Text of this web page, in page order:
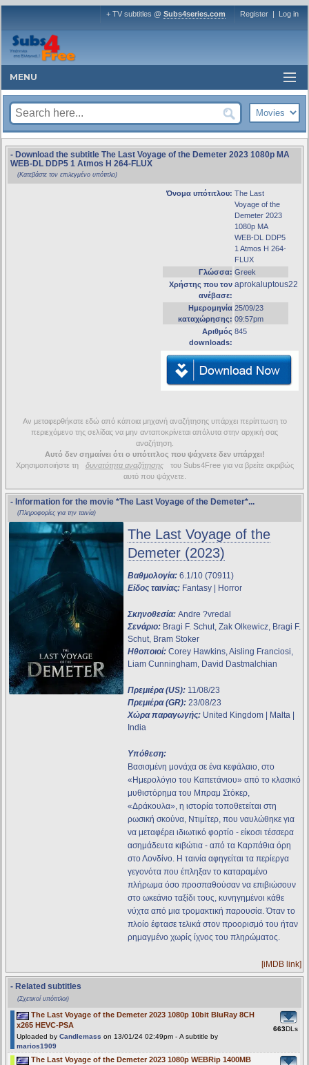
+ TV subtitles @ Subs4series.com Register | Log in
MENU
- Download the subtitle The Last Voyage of the Demeter 2023 1080p MA
WEB-DL DDP5 1 Atmos H 264-FLUX
(Κατεβάστε τον επιλεγμένο υπότιτλο)
Όνομα υπότιτλου: The Last
Voyage of the
Demeter 2023
1080p MA
WEB-DL DDP5
1 Atmos H 264-
FLUX
Γλώσσα: Greek
Χρήστης που τον
ανέβασε:
aprokaluptous22
Ημερομηνία
καταχώρησης:
25/09/23
09:57pm
Αριθμός
downloads:
845
Αν μεταφερθήκατε εδώ από κάποια μηχανή αναζήτησης υπάρχει περίπτωση το
περιεχόμενο της σελίδας να μην ανταποκρίνεται απόλυτα στην αρχική σας
αναζήτηση.
Αυτό δεν σημαίνει ότι ο υπότιτλος που ψάχνετε δεν υπάρχει!
Χρησιμοποιήστε τη
δυνατότητα αναζήτησης
του Subs4Free για να βρείτε ακριβώς
αυτό που ψάχνετε.
- Information for the movie *The Last Voyage of the Demeter*...
(Πληροφορίες για την ταινία)
The Last Voyage of the
Demeter (2023)
Βαθμολογία: 6.1/10 (70911)
Είδος ταινίας: Fantasy | Horror
Σκηνοθεσία: Andre ?vredal
Σενάριο: Bragi F. Schut, Zak Olkewicz, Bragi F.
Schut, Bram Stoker
Ηθοποιοί: Corey Hawkins, Aisling Franciosi,
Liam Cunningham, David Dastmalchian
Πρεμιέρα (US): 11/08/23
Πρεμιέρα (GR): 23/08/23
Χώρα παραγωγής: United Kingdom | Malta |
India
Υπόθεση:
Βασισμένη μονάχα σε ένα κεφάλαιο, στο
«Ημερολόγιο του Καπετάνιου» από το κλασικό
μυθιστόρημα του Μπραμ Στόκερ,
«Δράκουλα», η ιστορία τοποθετείται στη
ρωσική σκούνα, Ντιμίτερ, που ναυλώθηκε για
να μεταφέρει ιδιωτικό φορτίο - είκοσι τέσσερα
ασημάδευτα κιβώτια - από τα Καρπάθια όρη
στο Λονδίνο. Η ταινία αφηγείται τα περίεργα
γεγονότα που έπληξαν το καταραμένο
πλήρωμα όσο προσπαθούσαν να επιβιώσουν
στο ωκεάνιο ταξίδι τους, κυνηγημένοι κάθε
νύχτα από μια τρομακτική παρουσία. Όταν το
πλοίο έφτασε τελικά στον προορισμό του ήταν
ρημαγμένο χωρίς ίχνος του πληρώματος.
[iMDB link]
- Related subtitles
(Σχετικοί υπότιτλοι)
The Last Voyage of the Demeter 2023 1080p 10bit BluRay 8CH
x265 HEVC-PSA
Uploaded by Candlemass on 13/01/24 02:49pm - A subtitle by
marios1909
663DLs
The Last Voyage of the Demeter 2023 1080p WEBRip 1400MB